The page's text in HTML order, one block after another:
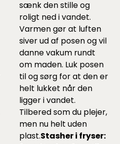
sænk den stille og
roligt ned i vandet.
Varmen gør at luften
siver ud af posen og vil
danne vakum rundt
om maden. Luk posen
til og sørg for at den er
helt lukket når den
ligger i vandet.
Tilbered som du plejer,
men nu helt uden
plast.Stasher i fryser: